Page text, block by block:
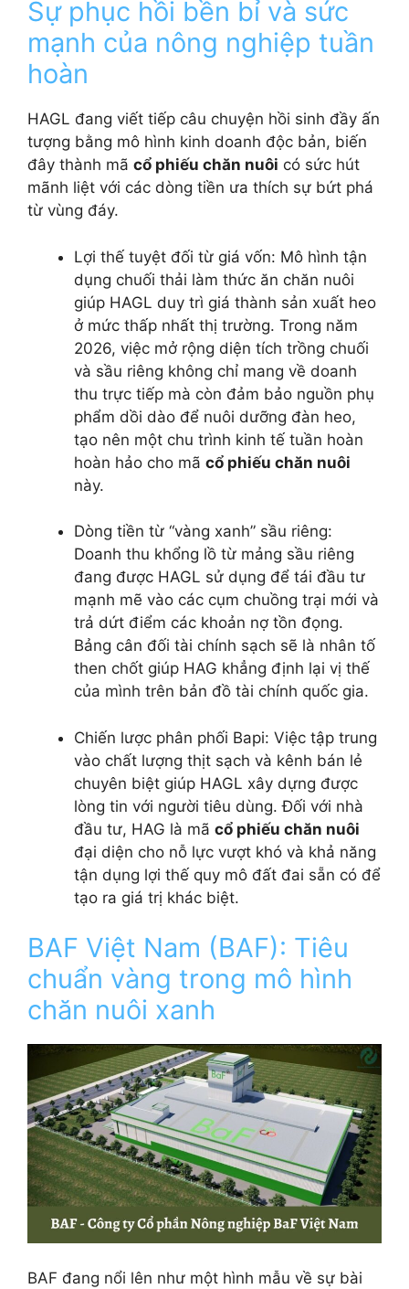
Sự phục hồi bền bỉ và sức
mạnh của nông nghiệp tuần
hoàn
HAGL đang viết tiếp câu chuyện hồi sinh đầy ấn
tượng bằng mô hình kinh doanh độc bản, biến
đây thành mã cổ phiếu chăn nuôi có sức hút
mãnh liệt với các dòng tiền ưa thích sự bứt phá
từ vùng đáy.
Lợi thế tuyệt đối từ giá vốn: Mô hình tận
dụng chuối thải làm thức ăn chăn nuôi
giúp HAGL duy trì giá thành sản xuất heo
ở mức thấp nhất thị trường. Trong năm
2026, việc mở rộng diện tích trồng chuối
và sầu riêng không chỉ mang về doanh
thu trực tiếp mà còn đảm bảo nguồn phụ
phẩm dồi dào để nuôi dưỡng đàn heo,
tạo nên một chu trình kinh tế tuần hoàn
hoàn hảo cho mã cổ phiếu chăn nuôi
này.
Dòng tiền từ “vàng xanh” sầu riêng:
Doanh thu khổng lồ từ mảng sầu riêng
đang được HAGL sử dụng để tái đầu tư
mạnh mẽ vào các cụm chuồng trại mới và
trả dứt điểm các khoản nợ tồn đọng.
Bảng cân đối tài chính sạch sẽ là nhân tố
then chốt giúp HAG khẳng định lại vị thế
của mình trên bản đồ tài chính quốc gia.
Chiến lược phân phối Bapi: Việc tập trung
vào chất lượng thịt sạch và kênh bán lẻ
chuyên biệt giúp HAGL xây dựng được
lòng tin với người tiêu dùng. Đối với nhà
đầu tư, HAG là mã cổ phiếu chăn nuôi
đại diện cho nỗ lực vượt khó và khả năng
tận dụng lợi thế quy mô đất đai sẵn có để
tạo ra giá trị khác biệt.
BAF Việt Nam (BAF): Tiêu
chuẩn vàng trong mô hình
chăn nuôi xanh
BAF đang nổi lên như một hình mẫu về sự bài